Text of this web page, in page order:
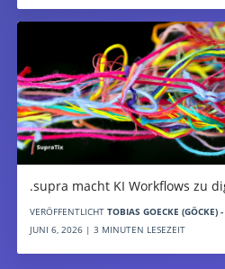
.supra macht KI Workflows zu
VERÖFFENTLICHT TOBIAS GOECKE (GÖCKE)
JUNI 6, 2026 | 3 MINUTEN LESEZEIT